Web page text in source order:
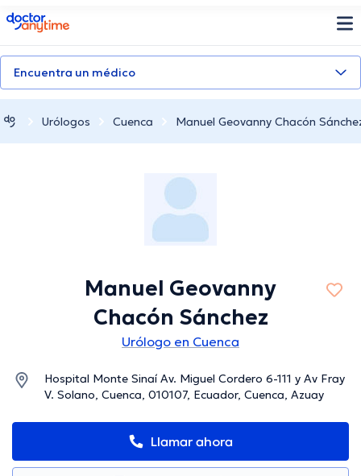
doctoranytime
Encuentra un médico
Urólogos Cuenca Manuel Geovanny Chacón
Manuel Geovanny
Chacón Sánchez
Urólogo en Cuenca
Hospital Monte Sinaí Av. Miguel Cordero 6-111 y Av Fray
V. Solano, Cuenca, 010107, Ecuador, Cuenca, Azuay
Llamar ahora